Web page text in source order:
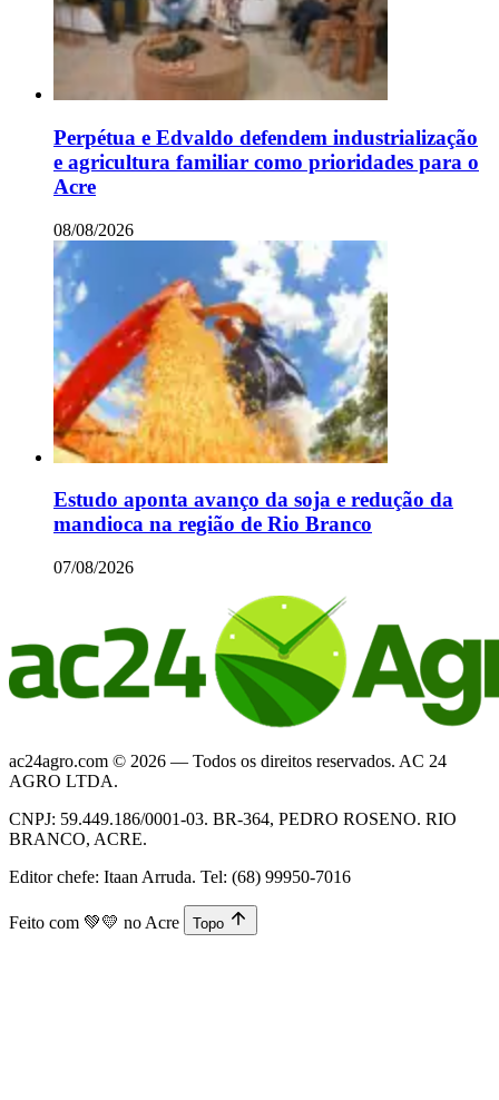
Perpétua e Edvaldo defendem industrialização
e agricultura familiar como prioridades para o
Acre
08/08/2026
Estudo aponta avanço da soja e redução da
mandioca na região de Rio Branco
07/08/2026
ac24agro.com © 2026 — Todos os direitos reservados. AC 24
AGRO LTDA.
CNPJ: 59.449.186/0001-03. BR-364, PEDRO ROSENO. RIO
BRANCO, ACRE.
Editor chefe: Itaan Arruda. Tel: (68) 99950-7016
Feito com 💚💛 no Acre Topo